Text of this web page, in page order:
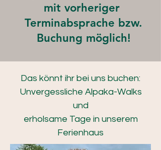
mit vorheriger
Terminabsprache bzw.
Buchung möglich!
Das könnt ihr bei uns buchen:
Unvergessliche Alpaka-Walks
und
erholsame Tage in unserem
Ferienhaus